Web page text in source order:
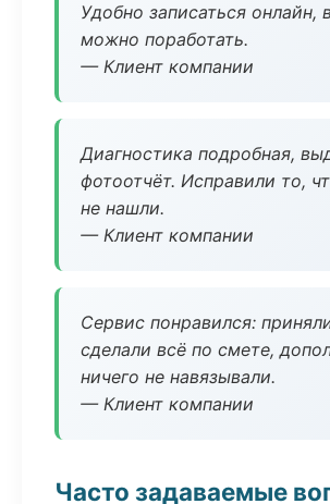
Удобно записаться онлайн,
можно поработать.
— Клиент компании
Диагностика подробная,
фотоотчёт. Исправили то,
не нашли.
— Клиент компании
Сервис понравился:
сделали всё по смете,
ничего не навязывали.
— Клиент компании
Часто задаваемые